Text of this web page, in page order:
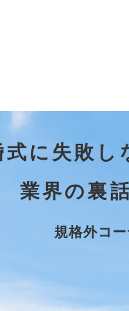
式に失敗し
業界の裏
規格外コ